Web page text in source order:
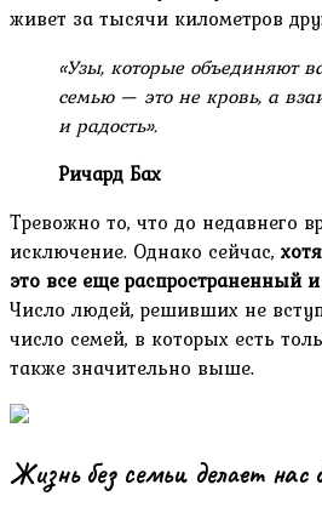
живет за тысячи километров
«Узы, которые объединяют
семью — это не кровь, а
и радость».
Ричард Бах
Тревожно то, что до недавнего
исключение. Однако сейчас,
это все еще распространенный
Число людей, решивших не
число семей, в которых есть
также значительно выше.
Жизнь без семьи делает нас